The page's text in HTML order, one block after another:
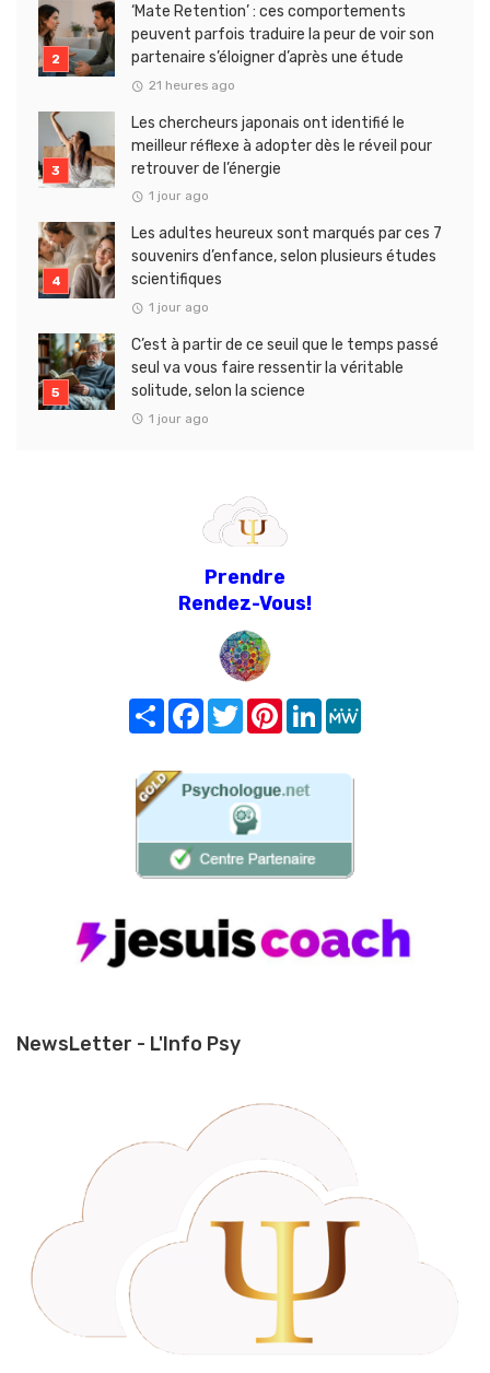
‘Mate Retention’ : ces comportements
peuvent parfois traduire la peur de voir son
partenaire s’éloigner d’après une étude
21 heures ago
Les chercheurs japonais ont identifié le
meilleur réflexe à adopter dès le réveil pour
retrouver de l’énergie
1 jour ago
Les adultes heureux sont marqués par ces 7
souvenirs d’enfance, selon plusieurs études
scientifiques
1 jour ago
C’est à partir de ce seuil que le temps passé
seul va vous faire ressentir la véritable
solitude, selon la science
1 jour ago
Prendre
Rendez-Vous!
Share FacebookTwitterPinterest
LinkedIn
NewsLetter - L'Info Psy